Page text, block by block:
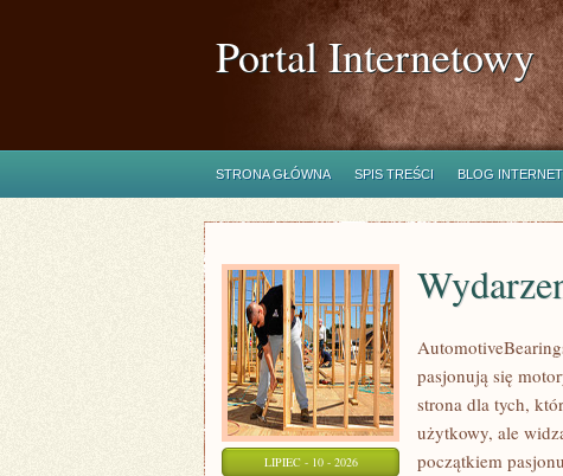
Portal Internetowy
STRONA GŁÓWNA SPIS TREŚCI BLOG
LIPIEC - 10 - 2026
pasjonują się
strona dla tych,
użytkowy, ale
początkiem